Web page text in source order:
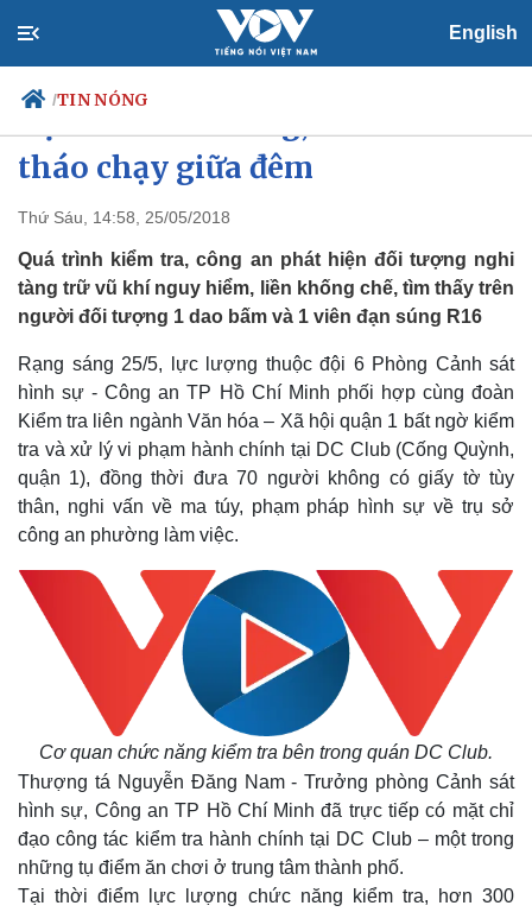
English
/TIN NÓNG
Chính trị
Đảng
Tổ chức nhân sự
Quốc hội
Nhận diện sự thật
Tin 24h
Dự báo thời tiết
Giáo dục
Dấu ấn VOV
Việc làm
tháo chạy giữa đêm
Thứ Sáu, 14:58, 25/05/2018
Quá trình kiểm tra, công an phát hiện đối tượng nghi
tàng trữ vũ khí nguy hiểm, liền khống chế, tìm thấy trên
người đối tượng 1 dao bấm và 1 viên đạn súng R16
Rạng sáng 25/5, lực lượng thuộc đội 6 Phòng Cảnh sát
hình sự - Công an TP Hồ Chí Minh phối hợp cùng đoàn
Kiểm tra liên ngành Văn hóa – Xã hội quận 1 bất ngờ kiểm
tra và xử lý vi phạm hành chính tại DC Club (Cống Quỳnh,
quận 1), đồng thời đưa 70 người không có giấy tờ tùy
thân, nghi vấn về ma túy, phạm pháp hình sự về trụ sở
công an phường làm việc.
Cơ quan chức năng kiểm tra bên trong quán DC Club.
Thượng tá Nguyễn Đăng Nam - Trưởng phòng Cảnh sát
hình sự, Công an TP Hồ Chí Minh đã trực tiếp có mặt chỉ
đạo công tác kiểm tra hành chính tại DC Club – một trong
những tụ điểm ăn chơi ở trung tâm thành phố.
Tại thời điểm lực lượng chức năng kiểm tra, hơn 300